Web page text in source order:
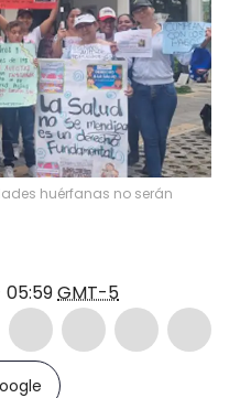
huérfanas no serán
GMT-5